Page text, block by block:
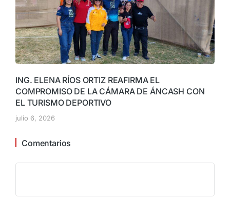
ING. ELENA RÍOS ORTIZ REAFIRMA EL
COMPROMISO DE LA CÁMARA DE ÁNCASH CON
EL TURISMO DEPORTIVO
julio 6, 2026
Comentarios